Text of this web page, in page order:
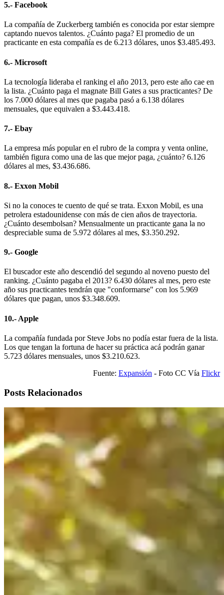
5.- Facebook
La compañía de Zuckerberg también es conocida por estar siempre
captando nuevos talentos. ¿Cuánto paga? El promedio de un
practicante en esta compañía es de 6.213 dólares, unos $3.485.493.
6.- Microsoft
La tecnología lideraba el ranking el año 2013, pero este año cae en
la lista. ¿Cuánto paga el magnate Bill Gates a sus practicantes? De
los 7.000 dólares al mes que pagaba pasó a 6.138 dólares
mensuales, que equivalen a $3.443.418.
7.- Ebay
La empresa más popular en el rubro de la compra y venta online,
también figura como una de las que mejor paga, ¿cuánto? 6.126
dólares al mes, $3.436.686.
8.- Exxon Mobil
Si no la conoces te cuento de qué se trata. Exxon Mobil, es una
petrolera estadounidense con más de cien años de trayectoria.
¿Cuánto desembolsan? Mensualmente un practicante gana la no
despreciable suma de 5.972 dólares al mes, $3.350.292.
9.- Google
El buscador este año descendió del segundo al noveno puesto del
ranking. ¿Cuánto pagaba el 2013? 6.430 dólares al mes, pero este
año sus practicantes tendrán que "conformarse" con los 5.969
dólares que pagan, unos $3.348.609.
10.- Apple
La compañía fundada por Steve Jobs no podía estar fuera de la lista.
Los que tengan la fortuna de hacer su práctica acá podrán ganar
5.723 dólares mensuales, unos $3.210.623.
Fuente: Expansión - Foto CC Vía Flickr
Posts Relacionados